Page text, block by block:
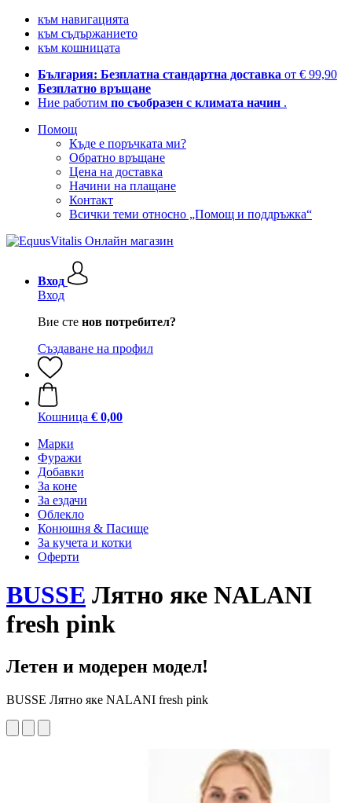
към навигацията
към съдържанието
към кошницата
България: Безплатна стандартна доставка от € 99,90
Безплатно връщане
Ние работим по съобразен с климата начин .
Помощ
Къде е поръчката ми?
Обратно връщане
Цена на доставка
Начини на плащане
Контакт
Всички теми относно „Помощ и поддръжка“
Вход
Вход
Вие сте нов потребител?
Създаване на профил
Кошница € 0,00
Марки
Фуражи
Добавки
За коне
За ездачи
Облекло
Конюшня & Пасище
За кучета и котки
Оферти
BUSSE Лятно яке NALANI
fresh pink
Летен и модерен модел!
BUSSE Лятно яке NALANI fresh pink